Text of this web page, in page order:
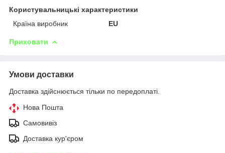
Користувальницькі характеристики
Країна виробник
EU
Приховати
Умови доставки
Доставка здійснюється тільки по передоплаті.
Нова Пошта
Самовивіз
Доставка кур'єром